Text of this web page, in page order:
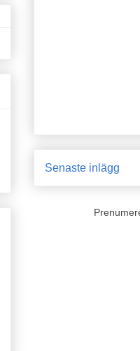
Senaste inlägg